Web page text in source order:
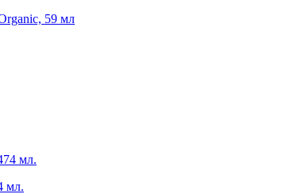
59 мл
мл.